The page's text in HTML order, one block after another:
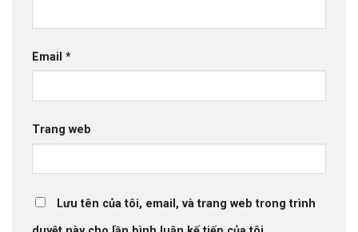
Email *
Trang web
Lưu tên của tôi, email, và trang web trong trình